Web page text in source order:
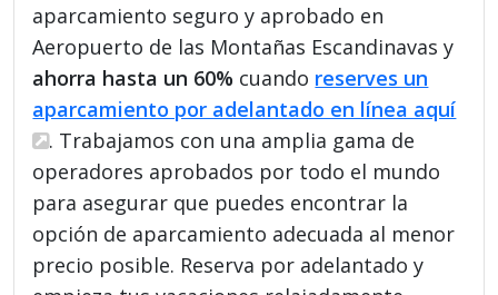
aparcamiento seguro y aprobado en
Aeropuerto de las Montañas Escandinavas y
ahorra hasta un 60% cuando reserves un
aparcamiento por adelantado en línea aquí
. Trabajamos con una amplia gama de
operadores aprobados por todo el mundo
para asegurar que puedes encontrar la
opción de aparcamiento adecuada al menor
precio posible. Reserva por adelantado y